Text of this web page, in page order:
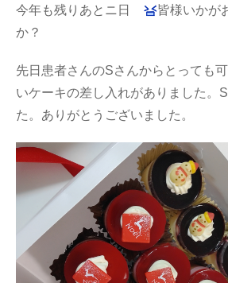
今年も残りあとニ日
皆様いかが
か？
先日患者さんのSさんからとっても
いケーキの差し入れがありました。
た。ありがとうございました。